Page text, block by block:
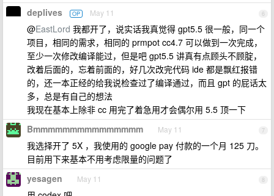
6
deplives OP May 11
@EastLord 我都开了，说实话我真觉得 gpt5.5 很一般，同一个
项目，相同的需求，相同的 prmpot cc4.7 可以做到一次完成，
至少一次修改编译能过，但是吧 gpt5.5 讲真有点顾头不顾腚，
改着后面的，忘着前面的，好几次改完代码 ide 都是飘红报错
的，还一本正经的给我说检查过了编译通过，而且 gpt 的屁话太
多，总是有自己的想法
我现在基本上除非 cc 用完了着急用才会偶尔用 5.5 顶一下
7
Bmmmmmmmmmmmmmmm May 11
我选择开了 5X ，我使用的 google pay 付款的一个月 125 刀。
目前用下来基本不用考虑限量的问题了
8
yesagen May 11